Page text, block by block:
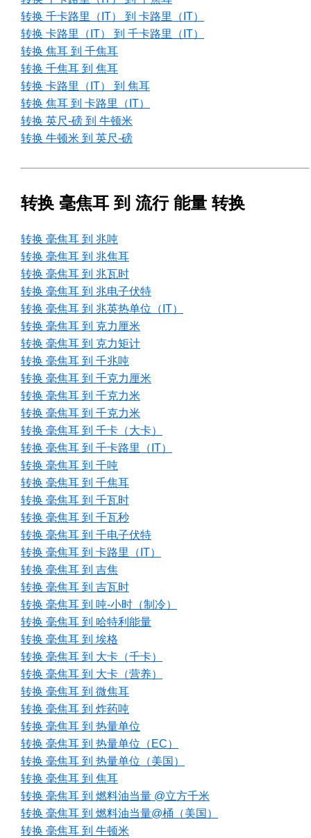
转换 千卡路里（IT） 到 卡路里（IT）
转换 卡路里（IT） 到 千卡路里（IT）
转换 焦耳 到 千焦耳
转换 千焦耳 到 焦耳
转换 卡路里（IT） 到 焦耳
转换 焦耳 到 卡路里（IT）
转换 英尺-磅 到 牛顿米
转换 牛顿米 到 英尺-磅
转换 毫焦耳 到 流行 能量 转换
转换 毫焦耳 到 兆吨
转换 毫焦耳 到 兆焦耳
转换 毫焦耳 到 兆瓦时
转换 毫焦耳 到 兆电子伏特
转换 毫焦耳 到 兆英热单位（IT）
转换 毫焦耳 到 克力厘米
转换 毫焦耳 到 克力矩计
转换 毫焦耳 到 千兆吨
转换 毫焦耳 到 千克力厘米
转换 毫焦耳 到 千克力米
转换 毫焦耳 到 千克力米
转换 毫焦耳 到 千卡（大卡）
转换 毫焦耳 到 千卡路里（IT）
转换 毫焦耳 到 千吨
转换 毫焦耳 到 千焦耳
转换 毫焦耳 到 千瓦时
转换 毫焦耳 到 千瓦秒
转换 毫焦耳 到 千电子伏特
转换 毫焦耳 到 卡路里（IT）
转换 毫焦耳 到 吉焦
转换 毫焦耳 到 吉瓦时
转换 毫焦耳 到 吨-小时（制冷）
转换 毫焦耳 到 哈特利能量
转换 毫焦耳 到 埃格
转换 毫焦耳 到 大卡（千卡）
转换 毫焦耳 到 大卡（营养）
转换 毫焦耳 到 微焦耳
转换 毫焦耳 到 炸药吨
转换 毫焦耳 到 热量单位
转换 毫焦耳 到 热量单位（EC）
转换 毫焦耳 到 热量单位（美国）
转换 毫焦耳 到 焦耳
转换 毫焦耳 到 燃料油当量 @立方千米
转换 毫焦耳 到 燃料油当量@桶（美国）
转换 毫焦耳 到 牛顿米